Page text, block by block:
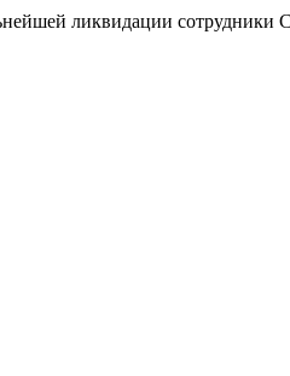
ликвидации